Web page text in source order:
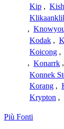
Kip ,
,
Kodak ,
Koicong ,
, Konarrk ,
Konnek
Korang ,
Krypton ,
Più Fonti